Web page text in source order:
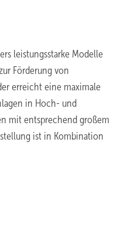
leistungsstarke Modelle
Förderung von
erreicht eine maximale
in Hoch- und
mit entsprechend großem
ist in Kombination